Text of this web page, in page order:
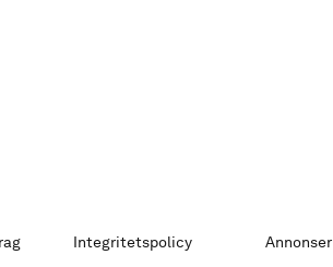
Integritetspolicy
Annonser